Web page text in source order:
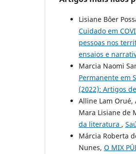
Lisiane Bôer
Cuidado em
pessoas nos
ensaios e
Marcia Naomi
Permanente em
(2022): Artigos
Alline Lam Orué,
Mara Lisiane de
da literatura ,
Márcia Roberta
Nunes, O MIX